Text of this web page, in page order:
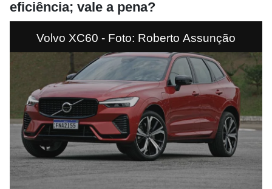
eficiência; vale a pena?
Volvo XC60 - Foto: Roberto Assunção